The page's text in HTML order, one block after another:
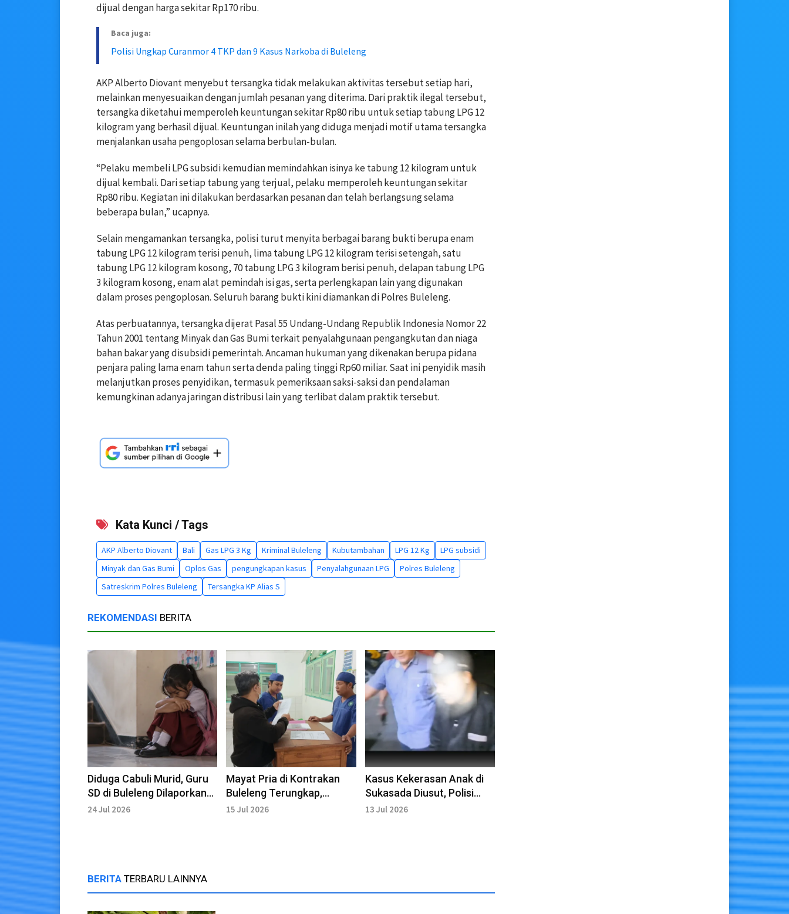
dijual dengan harga sekitar Rp170 ribu.
Baca juga:
Polisi Ungkap Curanmor 4 TKP dan 9 Kasus Narkoba di Buleleng
AKP Alberto Diovant menyebut tersangka tidak melakukan aktivitas tersebut setiap hari,
melainkan menyesuaikan dengan jumlah pesanan yang diterima. Dari praktik ilegal tersebut,
tersangka diketahui memperoleh keuntungan sekitar Rp80 ribu untuk setiap tabung LPG 12
kilogram yang berhasil dijual. Keuntungan inilah yang diduga menjadi motif utama tersangka
menjalankan usaha pengoplosan selama berbulan-bulan.
“Pelaku membeli LPG subsidi kemudian memindahkan isinya ke tabung 12 kilogram untuk
dijual kembali. Dari setiap tabung yang terjual, pelaku memperoleh keuntungan sekitar
Rp80 ribu. Kegiatan ini dilakukan berdasarkan pesanan dan telah berlangsung selama
beberapa bulan,” ucapnya.
Selain mengamankan tersangka, polisi turut menyita berbagai barang bukti berupa enam
tabung LPG 12 kilogram terisi penuh, lima tabung LPG 12 kilogram terisi setengah, satu
tabung LPG 12 kilogram kosong, 70 tabung LPG 3 kilogram berisi penuh, delapan tabung LPG
3 kilogram kosong, enam alat pemindah isi gas, serta perlengkapan lain yang digunakan
dalam proses pengoplosan. Seluruh barang bukti kini diamankan di Polres Buleleng.
Atas perbuatannya, tersangka dijerat Pasal 55 Undang-Undang Republik Indonesia Nomor 22
Tahun 2001 tentang Minyak dan Gas Bumi terkait penyalahgunaan pengangkutan dan niaga
bahan bakar yang disubsidi pemerintah. Ancaman hukuman yang dikenakan berupa pidana
penjara paling lama enam tahun serta denda paling tinggi Rp60 miliar. Saat ini penyidik masih
melanjutkan proses penyidikan, termasuk pemeriksaan saksi-saksi dan pendalaman
kemungkinan adanya jaringan distribusi lain yang terlibat dalam praktik tersebut.
Kata Kunci / Tags
AKP Alberto Diovant Bali Gas LPG 3 Kg Kriminal Buleleng Kubutambahan LPG 12 Kg
LPG subsidi
Minyak dan Gas Bumi
Oplos Gas pengungkapan kasus Penyalahgunaan LPG
Polres Buleleng
Satreskrim Polres Buleleng
Tersangka KP Alias S
REKOMENDASI BERITA
Diduga Cabuli Murid, Guru
SD di Buleleng Dilaporkan
Polisi
24 Jul 2026
Mayat Pria di Kontrakan
Buleleng Terungkap,
Penyewa Masih Dicari
15 Jul 2026
Kasus Kekerasan Anak di
Sukasada Diusut, Polisi
Temukan Fakta Baru
13 Jul 2026
BERITA TERBARU LAINNYA